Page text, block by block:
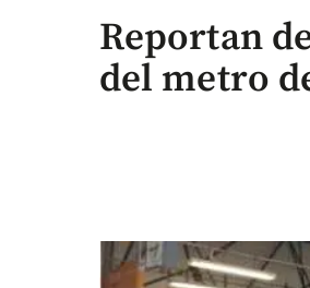
Reportan
del metro